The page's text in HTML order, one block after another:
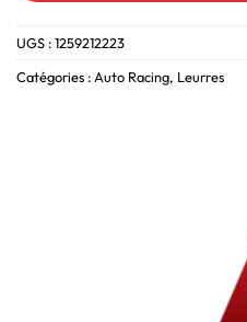
UGS :1259212223
Catégories : Auto Racing, Leurres